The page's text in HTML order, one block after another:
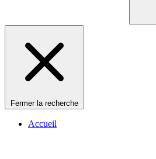
Fermer la recherche
Accueil